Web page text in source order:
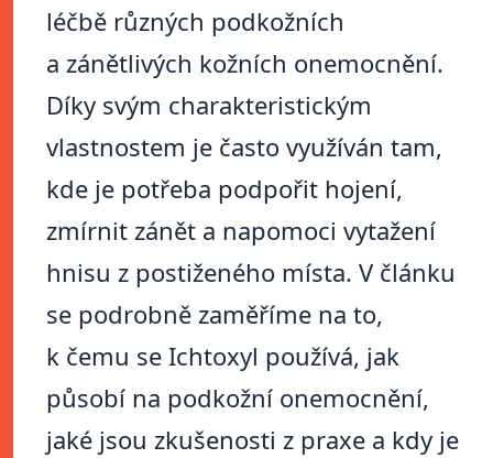
léčbě různých podkožních
a zánětlivých kožních onemocnění.
Díky svým charakteristickým
vlastnostem je často využíván tam,
kde je potřeba podpořit hojení,
zmírnit zánět a napomoci vytažení
hnisu z postiženého místa. V článku
se podrobně zaměříme na to,
k čemu se Ichtoxyl používá, jak
působí na podkožní onemocnění,
jaké jsou zkušenosti z praxe a kdy je